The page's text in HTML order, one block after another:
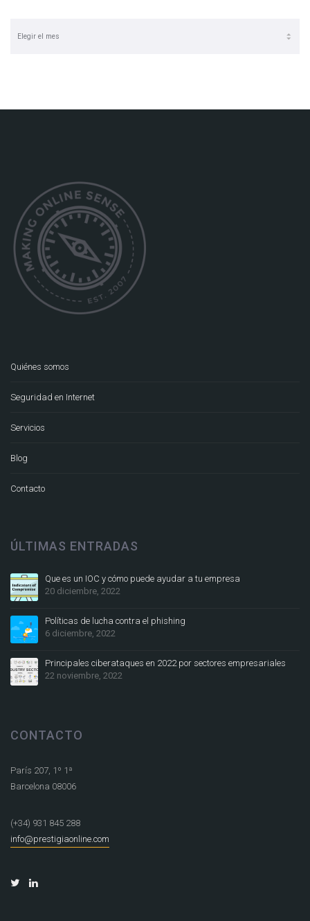
Quiénes somos
Seguridad en Internet
Servicios
Blog
Contacto
ÚLTIMAS ENTRADAS
Que es un IOC y cómo puede ayudar a tu empresa
20 diciembre, 2022
Políticas de lucha contra el phishing
6 diciembre, 2022
Principales ciberataques en 2022 por sectores empresariales
22 noviembre, 2022
CONTACTO
París 207, 1º 1ª
Barcelona 08006
(+34) 931 845 288
info@prestigiaonline.com